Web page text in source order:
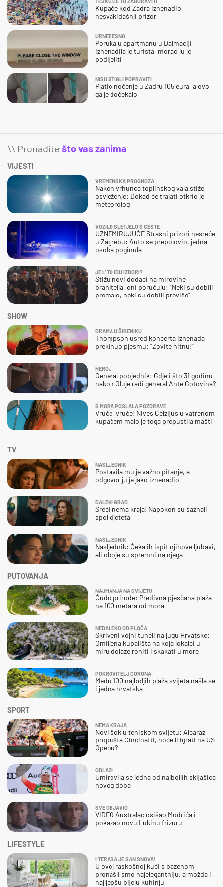
TEŠKO ĆE TO ZABORAVITI
Kupače kod Zadra iznenadio
nesvakidašnji prizor
URNEBESNO
Poruka u apartmanu u Dalmaciji
iznenadila je turista, morao ju je
podijeliti
NISU STIGLI POPRAVITI
Platio noćenje u Zadru 105 eura, a ovo
ga je dočekalo
\\ Pronađite što vas zanima
VIJESTI
VREMENSKA PROGNOZA
Nakon vrhunca toplinskog vala stiže
osvježenje: Dokad će trajati otkrio je
meteorolog
VOZILO SLETJELO S CESTE
UZNEMIRUJUĆE Strašni prizori nesreće
u Zagrebu: Auto se prepolovio, jedna
osoba poginula
JE L' TO IDU IZBORI?
Stižu novi dodaci na mirovine
branitelja, oni poručuju: "Neki su dobili
premalo, neki su dobili previše"
SHOW
DRAMA U ŠIBENIKU
Thompson usred koncerta iznenada
prekinuo pjesmu: "Zovite hitnu!"
HEROJ
General pobjednik: Gdje i što 31 godinu
nakon Oluje radi general Ante Gotovina?
S MORA POSLALA POZDRAVE
Vruće, vruće! Nives Celzijus u vatrenom
kupaćem malo je toga prepustila mašti
SPORT
NEMA KRAJA
Novi šok u teniskom svijetu: Alcaraz
propušta Cincinatti, hoće li igrati na US
Openu?
ODLAZI
Umirovila se jedna od najboljih skijašica
novog doba
SVE OBJAVIO
VIDEO Australac ošišao Modrića i
pokazao novu Lukinu frizuru
TV
NASLJEDNIK
Postavila mu je važno pitanje, a
odgovor ju je jako iznenadio
DALEKI GRAD
Sreći nema kraja! Napokon su saznali
spol djeteta
NASLJEDNIK
Nasljednik: Čeka ih ispit njihove ljubavi,
ali oboje su spremni na njega
PUTOVANJA
NAJMANJA NA SVIJETU
Čudo prirode: Predivna pješčana plaža
na 100 metara od mora
NEDALEKO OD PLOČA
Skriveni vojni tuneli na jugu Hrvatske:
Omiljena kupališta na koja lokalci u
miru dolaze roniti i skakati u more
POKROVITELJ CORONA
Među 100 najboljih plaža svijeta našla se
i jedna hrvatska
LIFESTYLE
I TERASA JE SAN SNOVA!
U ovoj raskošnoj kući s bazenom
pronašli smo najelegantniju, a možda i
najljepšu bijelu kuhinju